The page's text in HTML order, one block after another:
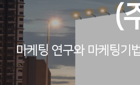
(
마케팅 연구와 마케팅기